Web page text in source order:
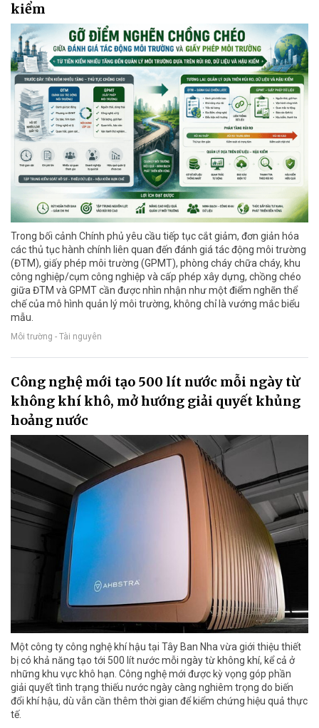
kiểm
Trong bối cảnh Chính phủ yêu cầu tiếp tục cắt giảm, đơn giản hóa
các thủ tục hành chính liên quan đến đánh giá tác động môi trường
(ĐTM), giấy phép môi trường (GPMT), phòng cháy chữa cháy, khu
công nghiệp/cụm công nghiệp và cấp phép xây dựng, chồng chéo
giữa ĐTM và GPMT cần được nhìn nhận như một điểm nghẽn thể
chế của mô hình quản lý môi trường, không chỉ là vướng mắc biểu
mẫu.
Môi trường - Tài nguyên
Công nghệ mới tạo 500 lít nước mỗi ngày từ
không khí khô, mở hướng giải quyết khủng
hoảng nước
Một công ty công nghệ khí hậu tại Tây Ban Nha vừa giới thiệu thiết
bị có khả năng tạo tới 500 lít nước mỗi ngày từ không khí, kể cả ở
những khu vực khô hạn. Công nghệ mới được kỳ vọng góp phần
giải quyết tình trạng thiếu nước ngày càng nghiêm trọng do biến
đổi khí hậu, dù vẫn cần thêm thời gian để kiểm chứng hiệu quả thực
tế.